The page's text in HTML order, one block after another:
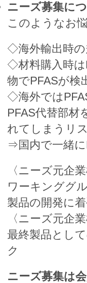
ニーズ募集に
このようなお
​◇海外輸出時の
◇材料購入時は
物でPFASが検
◇海外では
PFAS代替部材
れてしまうリ
⇒国内で一緒
〈ニーズ元企
ワーキンググ
製品の開発に着
〈ニーズ元企
最終製品とし
ク​
ニーズ募集は